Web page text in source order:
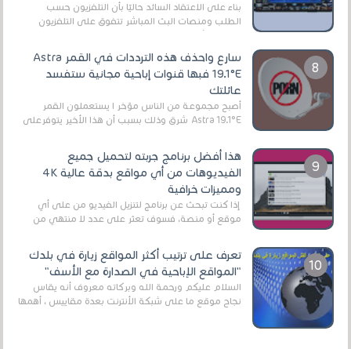
بناءً على الاعتقاد السائد حاليًا بأن التلفزيون حسب
الطلب ومنصات البث المباشر تتفوق على التلفزيون
سارع واحذف هذه الترددات في القمر Astra
19.1°E فبها قنوات إباحية مجانية ستفسد
عائلتك
أصبح مجموعة من الناس مؤخر ا يستعملون القمر
Astra 19.1°E شرق وذلك بسبب أن هذا الأخير يتوفرعلى
هذا أفضل برنامج جربته لتحميل جميع
الفيديوهات من أي مواقع بدقة عالية 4K
ومميزات خرافية
إذا كنت تبحث عن برنامج لتنزيل الفيديو من على أي
موقع أو منصة، فسوف تعثر على عدد لا منتهي من
تعرف على ترتيب أكثر المواقع زيارة في بلدك
"المواقع الإباحية في الصدارة مع الأسف"
السلام عليكم ورحمة الله وبركاته معروف أنه يقاس
نجاح موقع ما على شبكة الأنترنت بعدة مقاييس ، أهمها